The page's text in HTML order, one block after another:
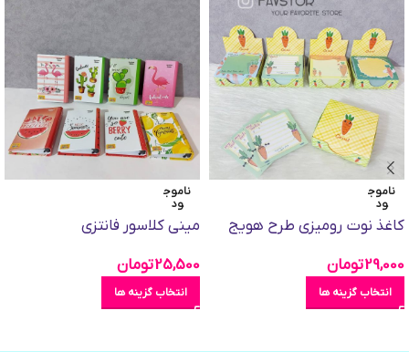
ناموج
ود
کاغذ نوت رومیزی طرح هویج
29,000تومان
انتخاب گزینه ها
ناموج
ود
مینی کلاسور فانتزی
25,500تومان
انتخاب گزینه ها